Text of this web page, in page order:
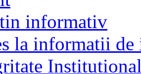
informativ
la informatii de